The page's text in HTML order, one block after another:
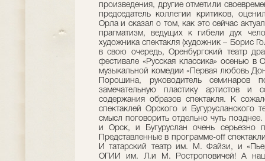
произведения, другие отметили
председатель коллегии критиков,
Орла и сказал о том, как это сейчас
прагматизм, ведущих к гибели дух
художника спектакля (художник – Борис
в свою очередь, Оренбургский театр
фестивале «Русская классика» осенью в
музыкальной комедии «Первая любовь
Порошина, руководитель семинаров
замечательную пластику артистов и
содержания образов спектакля. К
спектаклей Орского и Бугурусланского
смысл поговорить отдельно чуть
и Орск, и Бугуруслан очень серьезно
Представленные в программе-off
И татарский театр им. М. Файзи, и
ОГИИ им. Л.и М. Ростроповичей! А